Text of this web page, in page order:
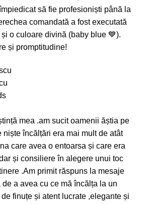
să fie profesioniști până la
comandată a fost executată
o culoare divină (baby blue 💙).
și promptitudine!
mea .am sucit oamenii ăștia pe
încălțări era mai mult de atât
care avea o entoarsa și care era
și consiliere în alegere unui toc
.Am primit răspuns la mesaje
a avea cu ce mă încălța la un
finuțe și atent lucrate ,elegante și